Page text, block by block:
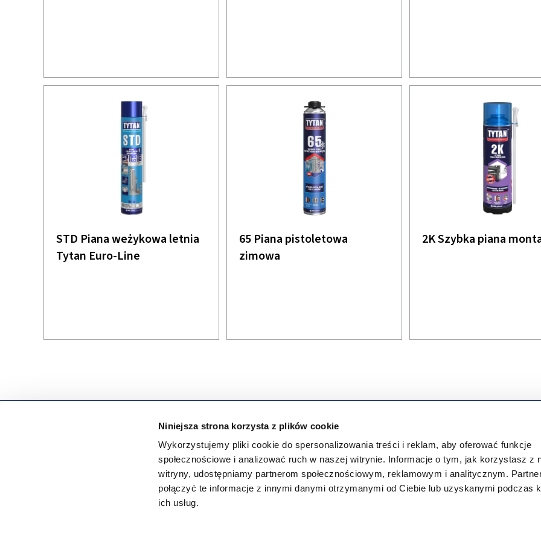
Niniejsza strona korzysta z plików cookie
Wykorzystujemy pliki cookie do spersonalizowania treści i reklam, aby oferować funkcje
społecznościowe i analizować ruch w naszej witrynie. Informacje o tym, jak korzystasz z
witryny, udostępniamy partnerom społecznościowym, reklamowym i analitycznym.
połączyć te informacje z innymi danymi otrzymanymi od Ciebie lub uzyskanymi podczas
ich usług.
STD Piana weżykowa letnia
Tytan Euro-Line
65 Piana pistoletowa
zimowa
2K Szybka piana
Tytan Professional dostarcza profesjonalnym budowniczym rozwiązania, które dają pewność
budowania w sposób solidny, nowoczesny i profesjonalny.